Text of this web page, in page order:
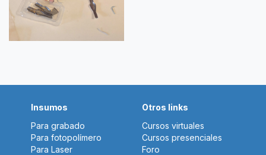
Insumos
Para grabado
Para fotopolímero
Para Laser
Otros links
Cursos virtuales
Cursos presenciales
Foro